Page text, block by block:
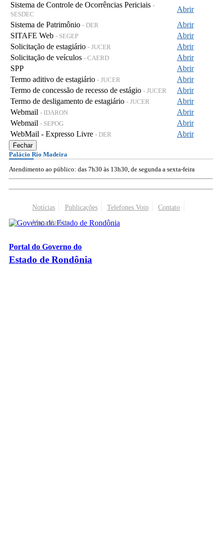
Sistema de Controle de Ocorrências Periciais -
SESDEC
Abrir
Sistema de Patrimônio - DER
Abrir
SITAFE Web - SEGEP
Abrir
Solicitação de estagiário - JUCER
Abrir
Solicitação de veículos - CAERD
Abrir
SPP
Abrir
Termo aditivo de estagiário - JUCER
Abrir
Termo de concessão de recesso de estágio - JUCER
Abrir
Termo de desligamento de estagiário - JUCER
Abrir
Webmail - IDARON
Abrir
Webmail - SEPOG
Abrir
WebMail - Expresso Livre - DER Abrir
Fechar
Palácio Rio Madeira
Atendimento ao público: das 7h30 às 13h30, de segunda a sexta-feira
Notícias Publicações Telefones Voip
Contato
Mapa do Site
Portal do Governo do
Estado de Rondônia